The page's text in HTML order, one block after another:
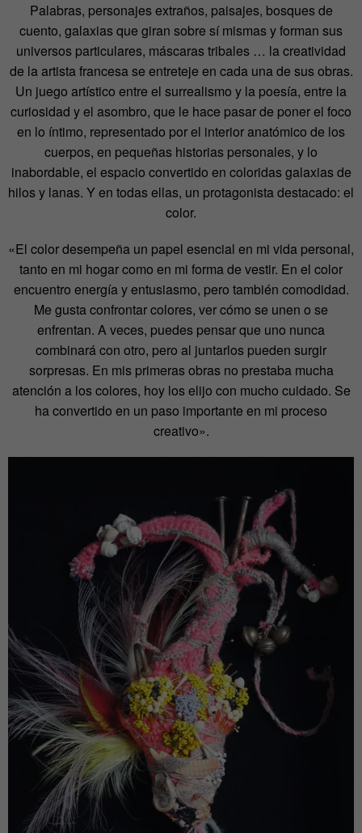
Palabras, personajes extraños, paisajes, bosques de
cuento, galaxias que giran sobre sí mismas y forman sus
universos particulares, máscaras tribales … la creatividad
de la artista francesa se entreteje en cada una de sus obras.
Un juego artístico entre el surrealismo y la poesía, entre la
curiosidad y el asombro, que le hace pasar de poner el foco
en lo íntimo, representado por el interior anatómico de los
cuerpos, en pequeñas historias personales, y lo
inabordable, el espacio convertido en coloridas galaxias de
hilos y lanas. Y en todas ellas, un protagonista destacado: el
color.
«El color desempeña un papel esencial en mi vida personal,
tanto en mi hogar como en mi forma de vestir. En el color
encuentro energía y entusiasmo, pero también comodidad.
Me gusta confrontar colores, ver cómo se unen o se
enfrentan. A veces, puedes pensar que uno nunca
combinará con otro, pero al juntarlos pueden surgir
sorpresas. En mis primeras obras no prestaba mucha
atención a los colores, hoy los elijo con mucho cuidado. Se
ha convertido en un paso importante en mi proceso
creativo».